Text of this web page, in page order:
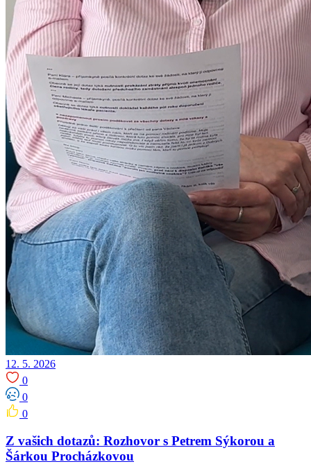
12. 5. 2026
0
0
0
Z vašich dotazů: Rozhovor s Petrem Sýkorou a
Šárkou Procházkovou